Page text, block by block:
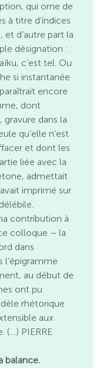
qui orne de
à titre d’indices
et d’autre part la
désignation :
c’est tel. Ou
si instantanée
encore
dont
gravure dans la
qu’elle n’est
et dont les
liée avec la
admettait
imprimé sur
contribution à
colloque – la
dans
l’épigramme
au début de
ont pu
rhétorique
aux
(…) PIERRE
balance.